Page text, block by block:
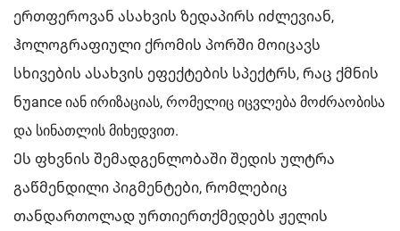
ერთფეროვან ასახვის ზედაპირს იძლევიან,
ჰოლოგრაფიული ქრომის პორში მოიცავს
სხივების ასახვის ეფექტების სპექტრს, რაც ქმნის
ნუance იან ირიზაციას, რომელიც იცვლება მოძრაობისა
და სინათლის მიხედვით.
Ეს ფხვნის შემადგენლობაში შედის ულტრა
გაწმენდილი პიგმენტები, რომლებიც
თანდართოლად ურთიერთქმედებს ჟელის